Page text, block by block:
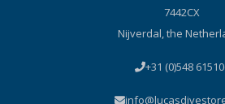
7442CX
Nijverdal, the
+31 (0)548